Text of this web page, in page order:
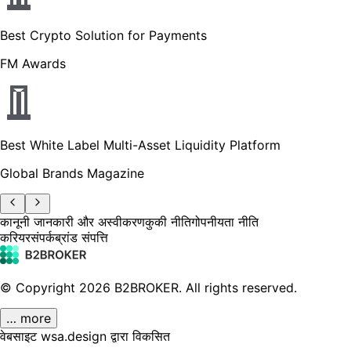
Best Crypto Solution for Payments
FM Awards
Best White Label Multi-Asset Liquidity Platform
Global Brands Magazine
कानूनी जानकारी और अस्वीकरणकुकी नीतिगोपनीयता नीति
करियरसंपर्कब्रांड संपत्ति
© Copyright 2026 B2BROKER. All rights reserved.
… more
वेबसाइट wsa.design द्वारा विकसित